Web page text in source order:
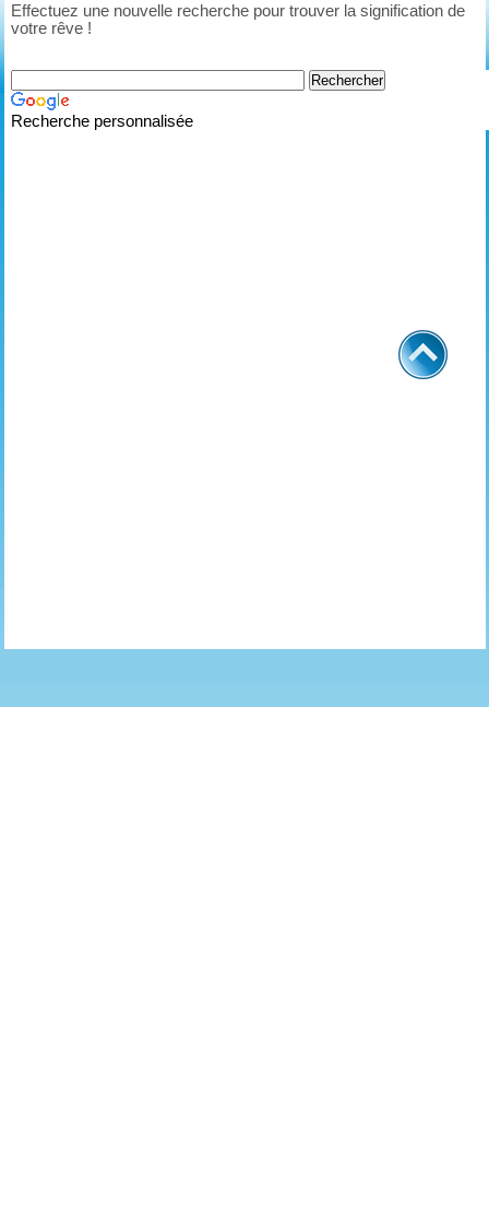
Effectuez une nouvelle recherche pour trouver la signification de
votre rêve !
Recherche personnalisée